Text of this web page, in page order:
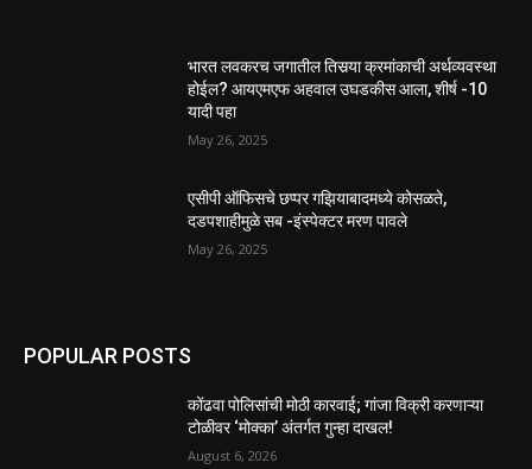
भारत लवकरच जगातील तिसर्‍या क्रमांकाची अर्थव्यवस्था
होईल? आयएमएफ अहवाल उघडकीस आला, शीर्ष -10
यादी पहा
May 26, 2025
एसीपी ऑफिसचे छप्पर गझियाबादमध्ये कोसळते,
दडपशाहीमुळे सब -इंस्पेक्टर मरण पावले
May 26, 2025
POPULAR POSTS
कोंढवा पोलिसांची मोठी कारवाई; गांजा विक्री करणाऱ्या
टोळीवर ‘मोक्का’ अंतर्गत गुन्हा दाखल!
August 6, 2026